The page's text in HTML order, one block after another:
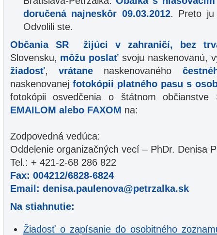
doručená najneskôr 09.03.2012. Preto ju
Odvolili ste.
Občania SR žijúci v zahraničí, bez
Slovensku, môžu poslať svoju naskenovanú,
žiadosť, vrátane naskenovaného
naskenovanej fotokópii platného pasu s
fotokópii osvedčenia o štátnom občianstve
EMAILOM alebo FAXOM na:
Zodpovedná vedúca:
Oddelenie organizačných vecí – PhDr. Denisa
Tel.: + 421-2-68 286 822
Fax: 004212/6828-6824
Email: denisa.paulenova@petrzalka.sk
Na stiahnutie:
Žiadosť o zapísanie do osobitného